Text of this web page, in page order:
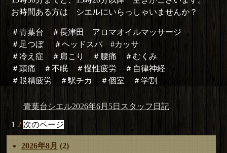
お時間ある方は シエルにいらっしゃいませんか？
＃青葉台 ＃長津田 アロマオイルマッサージ
＃足つぼ ＃ヘッドスパ #カッサ
＃冷え症 ＃肩こり ＃腰痛 ＃むくみ
＃頭痛 ＃不眠 ＃慢性疲労 ＃自律神経
＃眼精疲労 ＃駅チカ ＃個室 ＃学割
投
稿
者
青葉台シエル投
2026年6月5日 カ
スタッフ日記
投
稿
ナ
固
定
ペ
1 固
定
ペ
2 次のページ
2026年8月 (2)